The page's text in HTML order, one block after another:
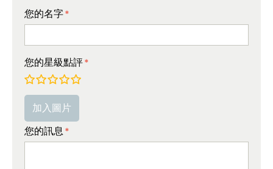
您的名字
您的星級點評
非常好
平均
較差
非常差
加入圖片
您的訊息